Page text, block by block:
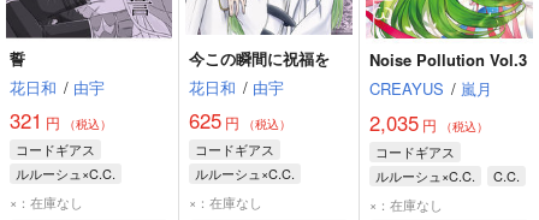
誓
花日和 / 由宇
321 円 （税込）
コードギアス
ルルーシュ×C.C.
ルルーシュ
×：在庫なし
今この瞬間に祝福を
花日和 / 由宇
625 円 （税込）
コードギアス
ルルーシュ×C.C.
ルルーシュ
×：在庫なし
Noise Pollution Vol.3
CREAYUS / 嵐月
2,035円 （税込）
コードギアス
ルルーシュ×C.C.
C.C.
ルルーシュ
×：在庫なし